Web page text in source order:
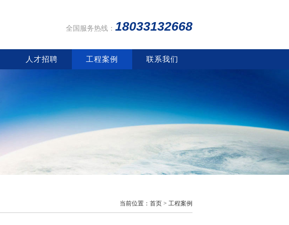
全国服务热线： 18033132668
人才招聘 工程案例 联系我们
当前位置：首页 > 工程案例